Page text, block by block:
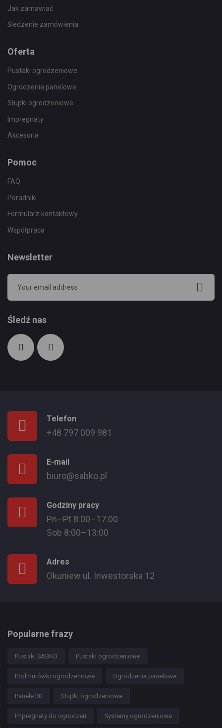
Jak zamawiać
Śledzenie zamówienia
Oferta
Pustaki ogrodzeniowe
Ogrodzenia panelowe
Słupki ogrodzeniowe
Impregnaty
Akcesoria
Pomoc
FAQ
Poradniki
Formularz kontaktowy
Współpraca
Newsletter
Śledź nas
Telefon
+48 797 009 981
E-mail
biuro@sabko.pl
Godziny pracy
Pn–Pt 8:00–17:00
Sob 8:00–13:00
Adres
Okuniew ul. Inwestorska 12
Popularne frazy
Pustaki SABKO Pustaki ogrodzeniowe
Podmurówki ogrodzeniowe Ogrodzenia panelowe
Panele 3D Słupki ogrodzeniowe
Impregnaty do ogrodzeń Systemy ogrodzeniowe